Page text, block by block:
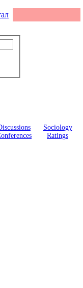
Sociology
Ratings